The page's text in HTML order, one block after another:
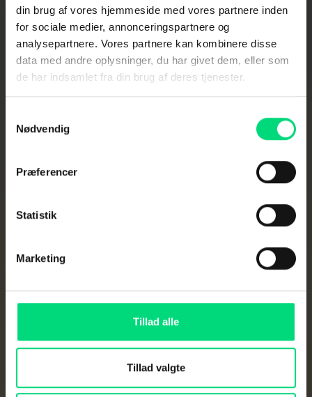
din brug af vores hjemmeside med vores partnere inden
for sociale medier, annonceringspartnere og
analysepartnere. Vores partnere kan kombinere disse
data med andre oplysninger, du har givet dem, eller som
de har indsamlet fra din brug af deres tjenester.
Nødvendig
Præferencer
Statistik
Marketing
Tillad alle
Tillad valgte
Satellitkommunikation
forbindelsen til
adgang til verdens største
satellitkonstellation.